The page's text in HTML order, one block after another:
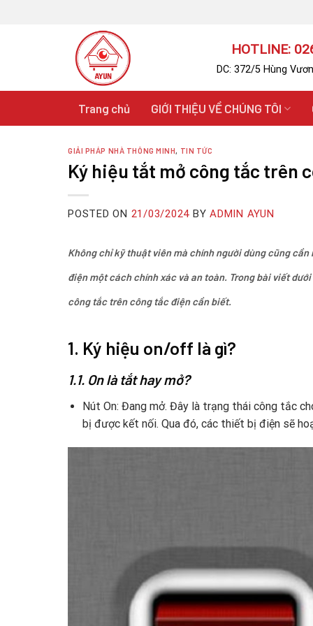
HOTLINE:
DC: 372/5 Hùng
Trang chủ GIỚI THIỆU VỀ CHÚNG TÔI
GIẢI PHÁP NHÀ THÔNG MINH, TIN TỨC
Ký hiệu tắt mở công tắc trên
POSTED ON 21/03/2024 BY ADMIN AYUN
Không chỉ kỹ thuật viên mà chính người dùng cũng
điện một cách chính xác và an toàn. Trong bài viết
công tắc trên công tắc điện cần biết.
1. Ký hiệu on/off là gì?
1.1. On là tắt hay mở?
Nút On: Đang mở. Đây là trạng thái công tắc
bị được kết nối. Qua đó, các thiết bị điện sẽ